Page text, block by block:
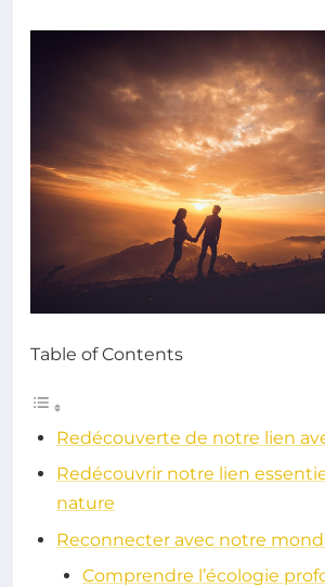
Table of Contents
Redécouverte de notre lien
Redécouvrir notre lien
nature
Reconnecter avec notre
Comprendre l’écologie